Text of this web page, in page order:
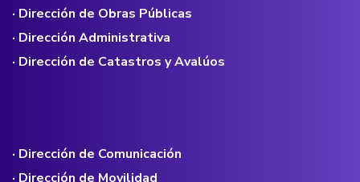
· Dirección de Obras Públicas
· Dirección Administrativa
· Dirección de Catastros y Avalúos
· Dirección de Comunicación
· Dirección de Movilidad